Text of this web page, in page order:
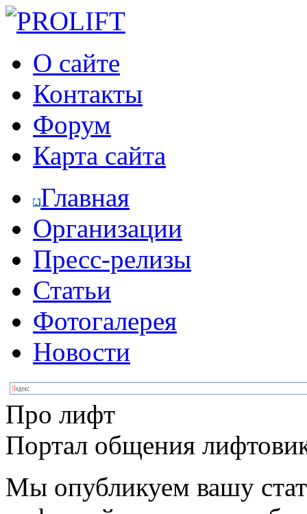
О сайте
Контакты
Форум
Карта сайта
Главная
Организации
Пресс-релизы
Статьи
Фотогалерея
Новости
Про лифт
Портал общения
Мы опубликуем вашу